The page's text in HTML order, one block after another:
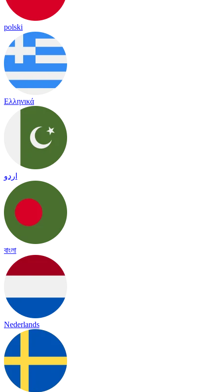
polski
Ελληνικά
اردو
বাংলা
Nederlands